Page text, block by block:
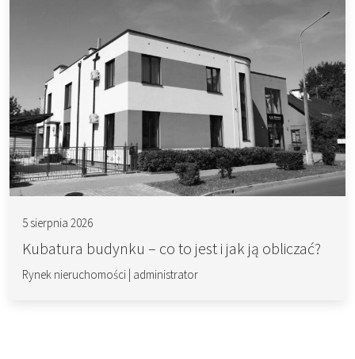
5 sierpnia 2026
Kubatura budynku – co to jest i jak ją obliczać?
Rynek nieruchomości| administrator